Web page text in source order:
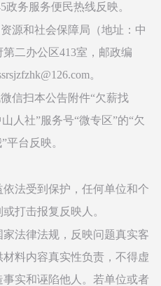
政务服务便民热线反映。
源和社会保障局（地址：中
二办公区413室，邮政编
。
信扫本公告附件“欠薪找
人社”服务号“微专区”的“欠
平台反映。
依法受到保护，任何单位和个
打击报复反映人。
家法律法规，反映问题真实客
料内容真实性负责，不得虚
实和诬陷他人。若单位或者